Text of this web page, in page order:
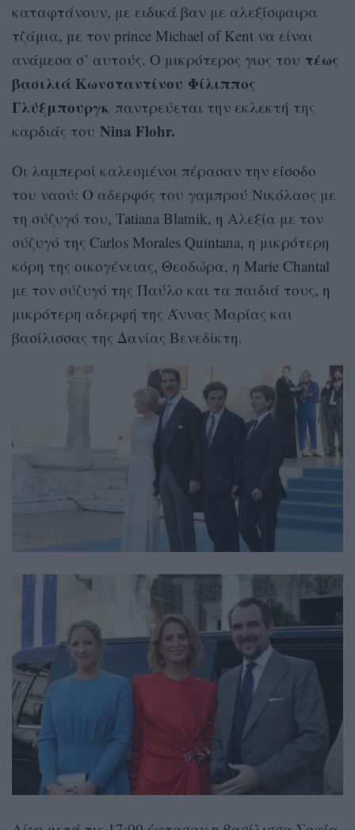
καταφτάνουν, με ειδικά βαν με αλεξίσφαιρα
τζάμια, με τον prince Michael of Kent να είναι
ανάμεσα σ’ αυτούς. Ο μικρότερος γιος του τέως
βασιλιά Κωνσταντίνου Φίλιππος
Γλύξμπουργκ παντρεύεται την εκλεκτή της
καρδιάς του Νina Flohr.
Οι λαμπεροί καλεσμένοι πέρασαν την είσοδο
του ναού: Ο αδερφός του γαμπρού Νικόλαος με
τη σύζυγό του, Tatiana Blatnik, η Αλεξία με τον
σύζυγό της Carlos Morales Quintana, η μικρότερη
κόρη της οικογένειας, Θεοδώρα, η Marie Chantal
με τον σύζυγό της Παύλο και τα παιδιά τους, η
μικρότερη αδερφή της Άννας Μαρίας και
βασίλισσας της Δανίας Βενεδίκτη.